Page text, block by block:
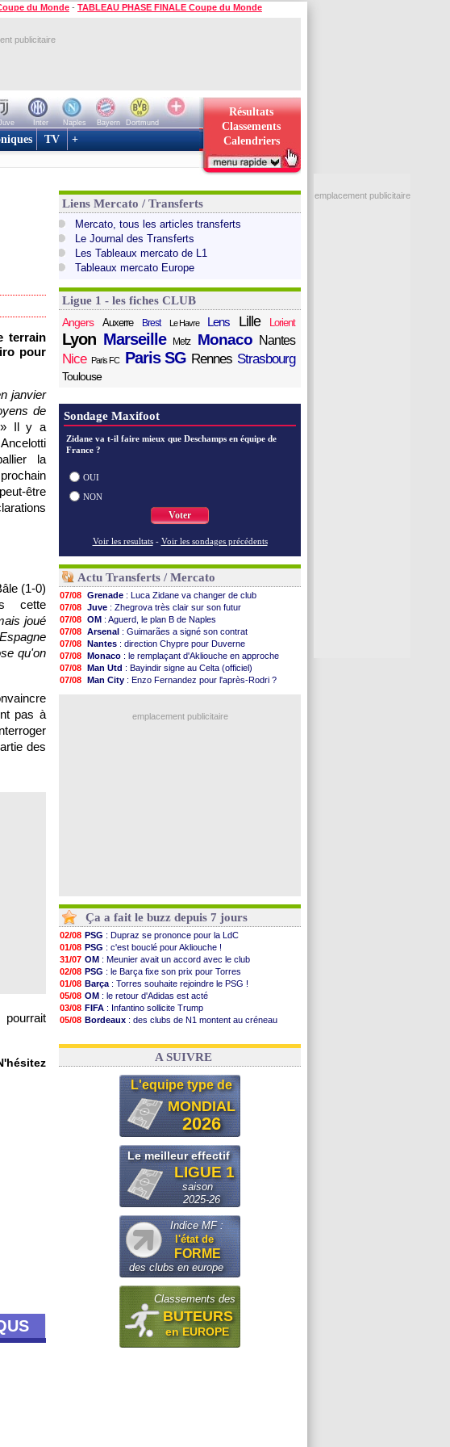
du Monde - TABLEAU PHASE FINALE Coupe du Monde
publicitaire
Inter Naples Bayern
Dortmund
Résultats
Classements
Calendriers
TV +
terrain
pour
janvier
de
» Il y a
la
être
(1-0)
cette
joué
qu'on
pas à
des
Liens Mercato / Transferts
Mercato, tous les articles transferts
Le Journal des Transferts
Les Tableaux mercato de L1
Tableaux mercato Europe
Ligue 1 - les fiches CLUB
Angers
Auxerre Brest Le Havre Lens Lille Lorient
Lyon Marseille Metz Monaco Nantes
Nice Paris FC Paris SG Rennes Strasbourg
Toulouse
Sondage Maxifoot
Zidane va t-il faire mieux que Deschamps en équipe de
France ?
OUI
NON
Voter
Voir les resultats - Voir les sondages précédents
Actu Transferts / Mercato
07/08 Grenade : Luca Zidane va changer de club
07/08 Juve : Zhegrova très clair sur son futur
07/08 OM : Aguerd, le plan B de Naples
07/08 Arsenal : Guimarães a signé son contrat
07/08 Nantes : direction Chypre pour Duverne
07/08 Monaco : le remplaçant d'Akliouche en approche
07/08 Man Utd : Bayindir signe au Celta (officiel)
07/08 Man City : Enzo Fernandez pour l'après-Rodri ?
: le coach de l'Ajax insiste pour Godts
emplacement publicitaire
Ça a fait le buzz depuis 7 jours
02/08 PSG : Dupraz se prononce pour la LdC
01/08 PSG : c'est bouclé pour Akliouche !
31/07 OM : Meunier avait un accord avec le club
02/08 PSG : le Barça fixe son prix pour Torres
01/08 Barça : Torres souhaite rejoindre le PSG !
05/08 OM : le retour d'Adidas est acté
03/08 FIFA : Infantino sollicite Trump
05/08 Bordeaux : des clubs de N1 montent au créneau
03/08 Real: le démenti de Leipzig pour Diomandé
A SUIVRE
L'equipe type de
MONDIAL
2026
Le meilleur effectif
LIGUE 1
saison
2025-26
Indice MF :
l'état de
FORME
des clubs en europe
Classements des
BUTEURS
en EUROPE
emplacement publicitaire